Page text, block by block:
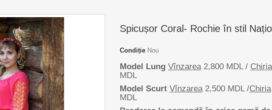
Spicușor Coral- Rochie în stil
Condiție Nou
Model Lung Vînzarea 2,800 MDL / Chiria
MDL
Model Scurt Vînzarea 2,500 MDL /Chiria
MDL